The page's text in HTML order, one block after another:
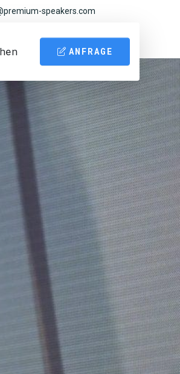
speakers.com
ANFRAGE